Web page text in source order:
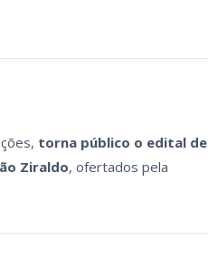
torna público o edital de
Ziraldo, ofertados pela